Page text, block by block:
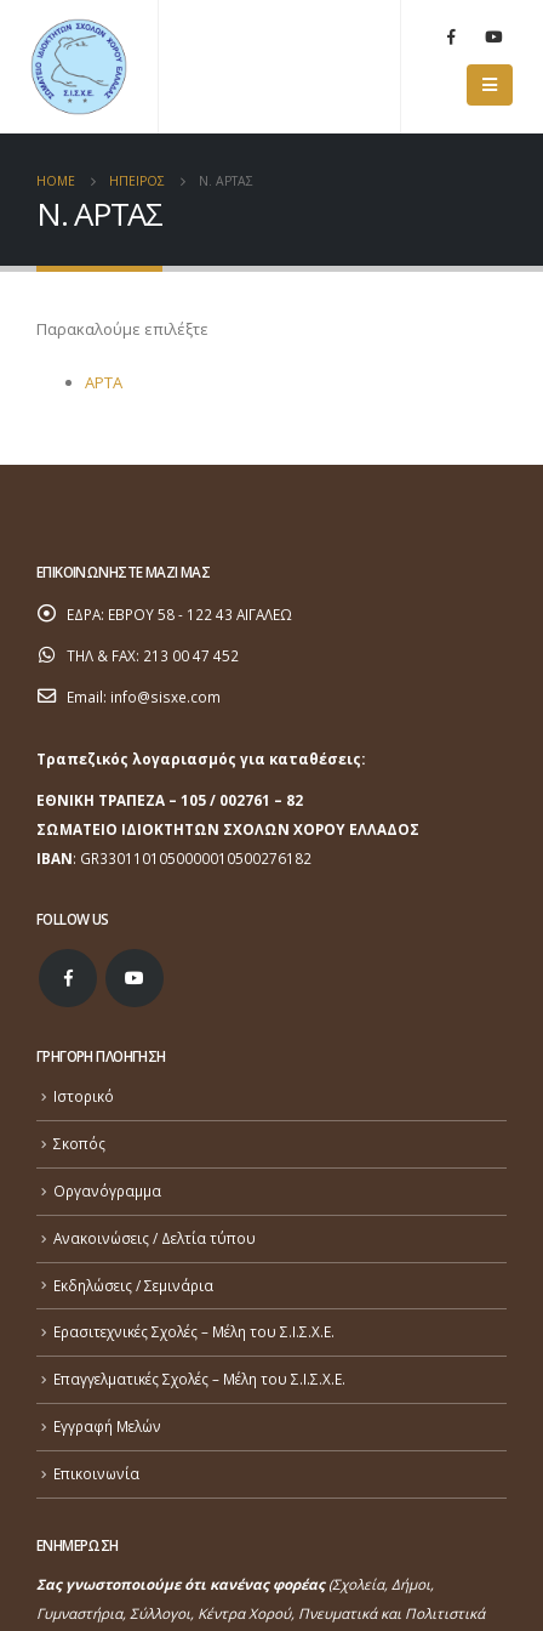
HOME ΗΠΕΙΡΟΣ Ν. ΑΡΤΑΣ
Ν. ΑΡΤΑΣ
Παρακαλούμε επιλέξτε
ΑΡΤΑ
ΕΠΙΚΟΙΝΩΝΗΣΤΕ ΜΑΖΙ ΜΑΣ
ΕΔΡΑ: ΕΒΡΟΥ 58 - 122 43 ΑΙΓΑΛΕΩ
ΤΗΛ & FAX: 213 00 47 452
Email: info@sisxe.com
Τραπεζικός λογαριασμός για καταθέσεις:
ΕΘΝΙΚΗ ΤΡΑΠΕΖΑ – 105 / 002761 – 82
ΣΩΜΑΤΕΙΟ ΙΔΙΟΚΤΗΤΩΝ ΣΧΟΛΩΝ ΧΟΡΟΥ ΕΛΛΑΔΟΣ
ΙΒΑΝ: GR3301101050000010500276182
FOLLOW US
ΓΡΗΓΟΡΗ ΠΛΟΗΓΗΣΗ
Ιστορικό
Σκοπός
Οργανόγραμμα
Ανακοινώσεις / Δελτία τύπου
Εκδηλώσεις / Σεμινάρια
Ερασιτεχνικές Σχολές – Μέλη του Σ.Ι.Σ.Χ.Ε.
Επαγγελματικές Σχολές – Μέλη του Σ.Ι.Σ.Χ.Ε.
Εγγραφή Μελών
Επικοινωνία
ΕΝΗΜΕΡΩΣΗ
Σας γνωστοποιούμε ότι κανένας φορέας(Σχολεία, Δήμοι,
Γυμναστήρια, Σύλλογοι, Κέντρα Χορού, Πνευματικά και Πολιτιστικά